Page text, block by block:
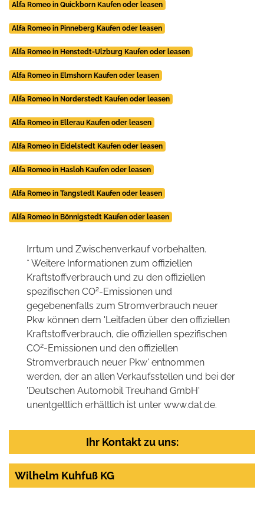
Alfa Romeo in Quickborn Kaufen oder leasen
Alfa Romeo in Pinneberg Kaufen oder leasen
Alfa Romeo in Henstedt-Ulzburg Kaufen oder leasen
Alfa Romeo in Elmshorn Kaufen oder leasen
Alfa Romeo in Norderstedt Kaufen oder leasen
Alfa Romeo in Ellerau Kaufen oder leasen
Alfa Romeo in Eidelstedt Kaufen oder leasen
Alfa Romeo in Hasloh Kaufen oder leasen
Alfa Romeo in Tangstedt Kaufen oder leasen
Alfa Romeo in Bönnigstedt Kaufen oder leasen
Irrtum und Zwischenverkauf vorbehalten.
* Weitere Informationen zum offiziellen
Kraftstoffverbrauch und zu den offiziellen
spezifischen CO2-Emissionen und
gegebenenfalls zum Stromverbrauch neuer
Pkw können dem 'Leitfaden über den offiziellen
Kraftstoffverbrauch, die offiziellen spezifischen
CO2-Emissionen und den offiziellen
Stromverbrauch neuer Pkw' entnommen
werden, der an allen Verkaufsstellen und bei der
'Deutschen Automobil Treuhand GmbH'
unentgeltlich erhältlich ist unter www.dat.de.
Ihr Kontakt zu uns:
Wilhelm Kuhfuß KG